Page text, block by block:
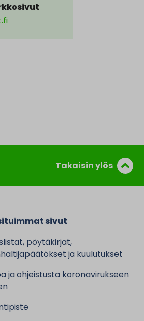
Takaisin ylös
sivut
pöytäkirjat,
ja kuulutukset
ja ohjeistusta koronavirukseen